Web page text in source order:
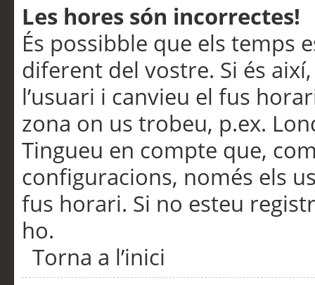
Les hores són incorrectes!
És possibble que els temps
diferent del vostre. Si és
l’usuari i canvieu el fus
zona on us trobeu, p.ex.
Tingueu en compte que,
configuracions, només els
fus horari. Si no esteu
ho.
Torna a l’inici